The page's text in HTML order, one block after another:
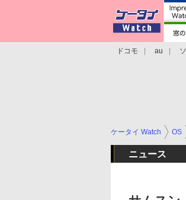
ドコモ au
ケータイ Watch OS
ニュース